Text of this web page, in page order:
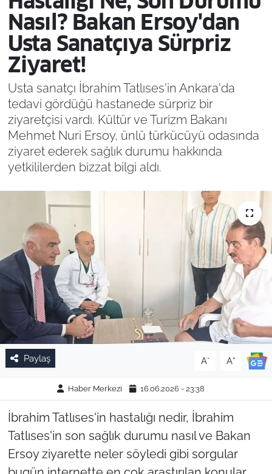
Nasıl? Bakan Ersoy'dan
Usta Sanatçıya Sürpriz
Ziyaret!
Usta sanatçı İbrahim Tatlıses'in Ankara'da
tedavi gördüğü hastanede sürpriz bir
ziyaretçisi vardı. Kültür ve Turizm Bakanı
Mehmet Nuri Ersoy, ünlü türkücüyü odasında
ziyaret ederek sağlık durumu hakkında
yetkililerden bizzat bilgi aldı.
Paylaş A- A+
Haber Merkezi 16.06.2026 - 23:38
İbrahim Tatlıses'in hastalığı nedir, İbrahim
Tatlıses'in son sağlık durumu nasıl ve Bakan
Ersoy ziyarette neler söyledi gibi sorgular